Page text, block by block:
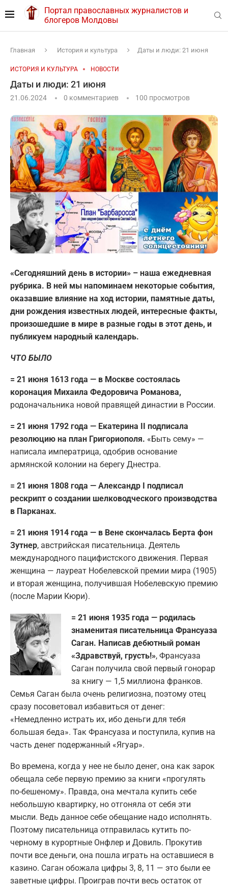
Портал православных журналистов и
блогеров Молдовы
Главная История и культура Даты и люди: 21 июня
ИСТОРИЯ И КУЛЬТУРА НОВОСТИ
Даты и люди: 21 июня
21.06.2024 0 комментариев 100 просмотров
«Сегодняшний день в истории» – наша ежедневная
рубрика. В ней мы напоминаем некоторые события,
оказавшие влияние на ход истории, памятные даты,
дни рождения известных людей, интересные факты,
произошедшие в мире в разные годы в этот день, и
публикуем народный календарь.
ЧТО БЫЛО
= 21 июня 1613 года — в Москве состоялась
коронация Михаила Федоровича Романова,
родоначальника новой правящей династии в России.
= 21 июня 1792 года — Екатерина II подписала
резолюцию на план Григориополя. «Быть сему» —
написала императрица, одобрив основание
армянской колонии на берегу Днестра.
= 21 июня 1808 года — Александр I подписал
рескрипт о создании шелководческого производства
в Парканах.
= 21 июня 1914 года — в Вене скончалась Берта фон
Зутнер, австрийская писательница. Деятель
международного пацифистского движения. Первая
женщина — лауреат Нобелевской премии мира (1905)
и вторая женщина, получившая Нобелевскую премию
(после Марии Кюри).
= 21 июня 1935 года — родилась
знаменитая писательница Франсуаза
Саган. Написав дебютный роман
«Здравствуй, грусть!», Франсуаза
Саган получила свой первый гонорар
за книгу — 1,5 миллиона франков.
Семья Саган была очень религиозна, поэтому отец
сразу посоветовал избавиться от денег:
«Немедленно истрать их, ибо деньги для тебя
большая беда». Так Франсуаза и поступила, купив на
часть денег подержанный «Ягуар».
Во времена, когда у нее не было денег, она как зарок
обещала себе первую премию за книги «прогулять
по-бешеному». Правда, она мечтала купить себе
небольшую квартирку, но отгоняла от себя эти
мысли. Ведь данное себе обещание надо исполнять.
Поэтому писательница отправилась кутить по-
черному в курортные Онфлер и Довиль. Прокутив
почти все деньги, она пошла играть на оставшиеся в
казино. Саган обожала цифры 3, 8, 11 — это были ее
заветные цифры. Проиграв почти весь остаток от